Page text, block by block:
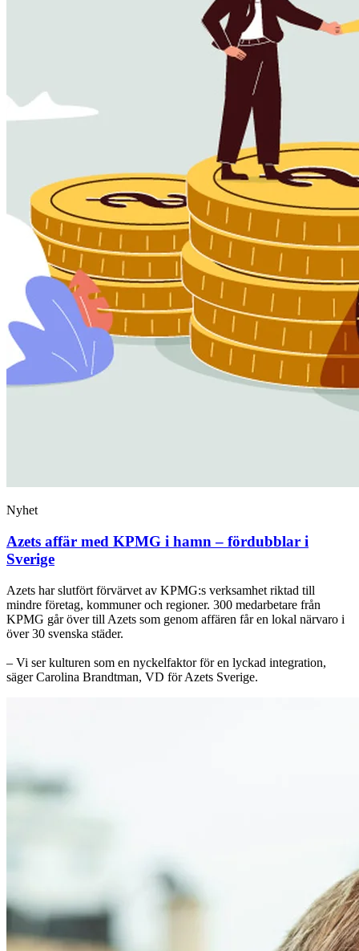
Nyhet
Azets affär med KPMG i hamn – fördubblar i
Sverige
Azets har slutfört förvärvet av KPMG:s verksamhet riktad till
mindre företag, kommuner och regioner. 300 medarbetare från
KPMG går över till Azets som genom affären får en lokal närvaro i
över 30 svenska städer.
– Vi ser kulturen som en nyckelfaktor för en lyckad integration,
säger Carolina Brandtman, VD för Azets Sverige.